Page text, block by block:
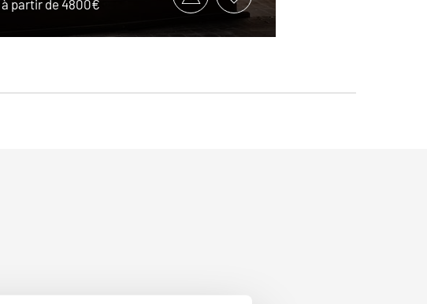
à partir de 4800€